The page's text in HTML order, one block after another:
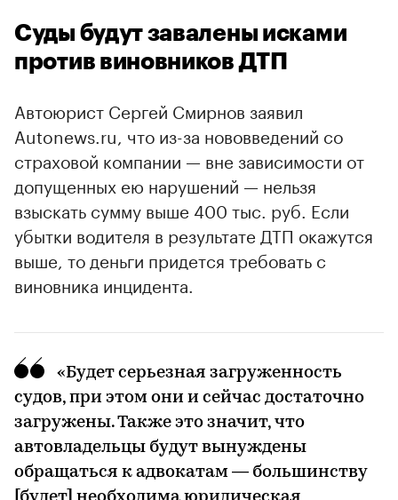
Суды будут завалены исками
против виновников ДТП
Автоюрист Сергей Смирнов заявил
Autonews.ru, что из-за нововведений со
страховой компании — вне зависимости от
допущенных ею нарушений — нельзя
взыскать сумму выше 400 тыс. руб. Если
убытки водителя в результате ДТП окажутся
выше, то деньги придется требовать с
виновника инцидента.
«Будет серьезная загруженность
судов, при этом они и сейчас достаточно
загружены. Также это значит, что
автовладельцы будут вынуждены
обращаться к адвокатам — большинству